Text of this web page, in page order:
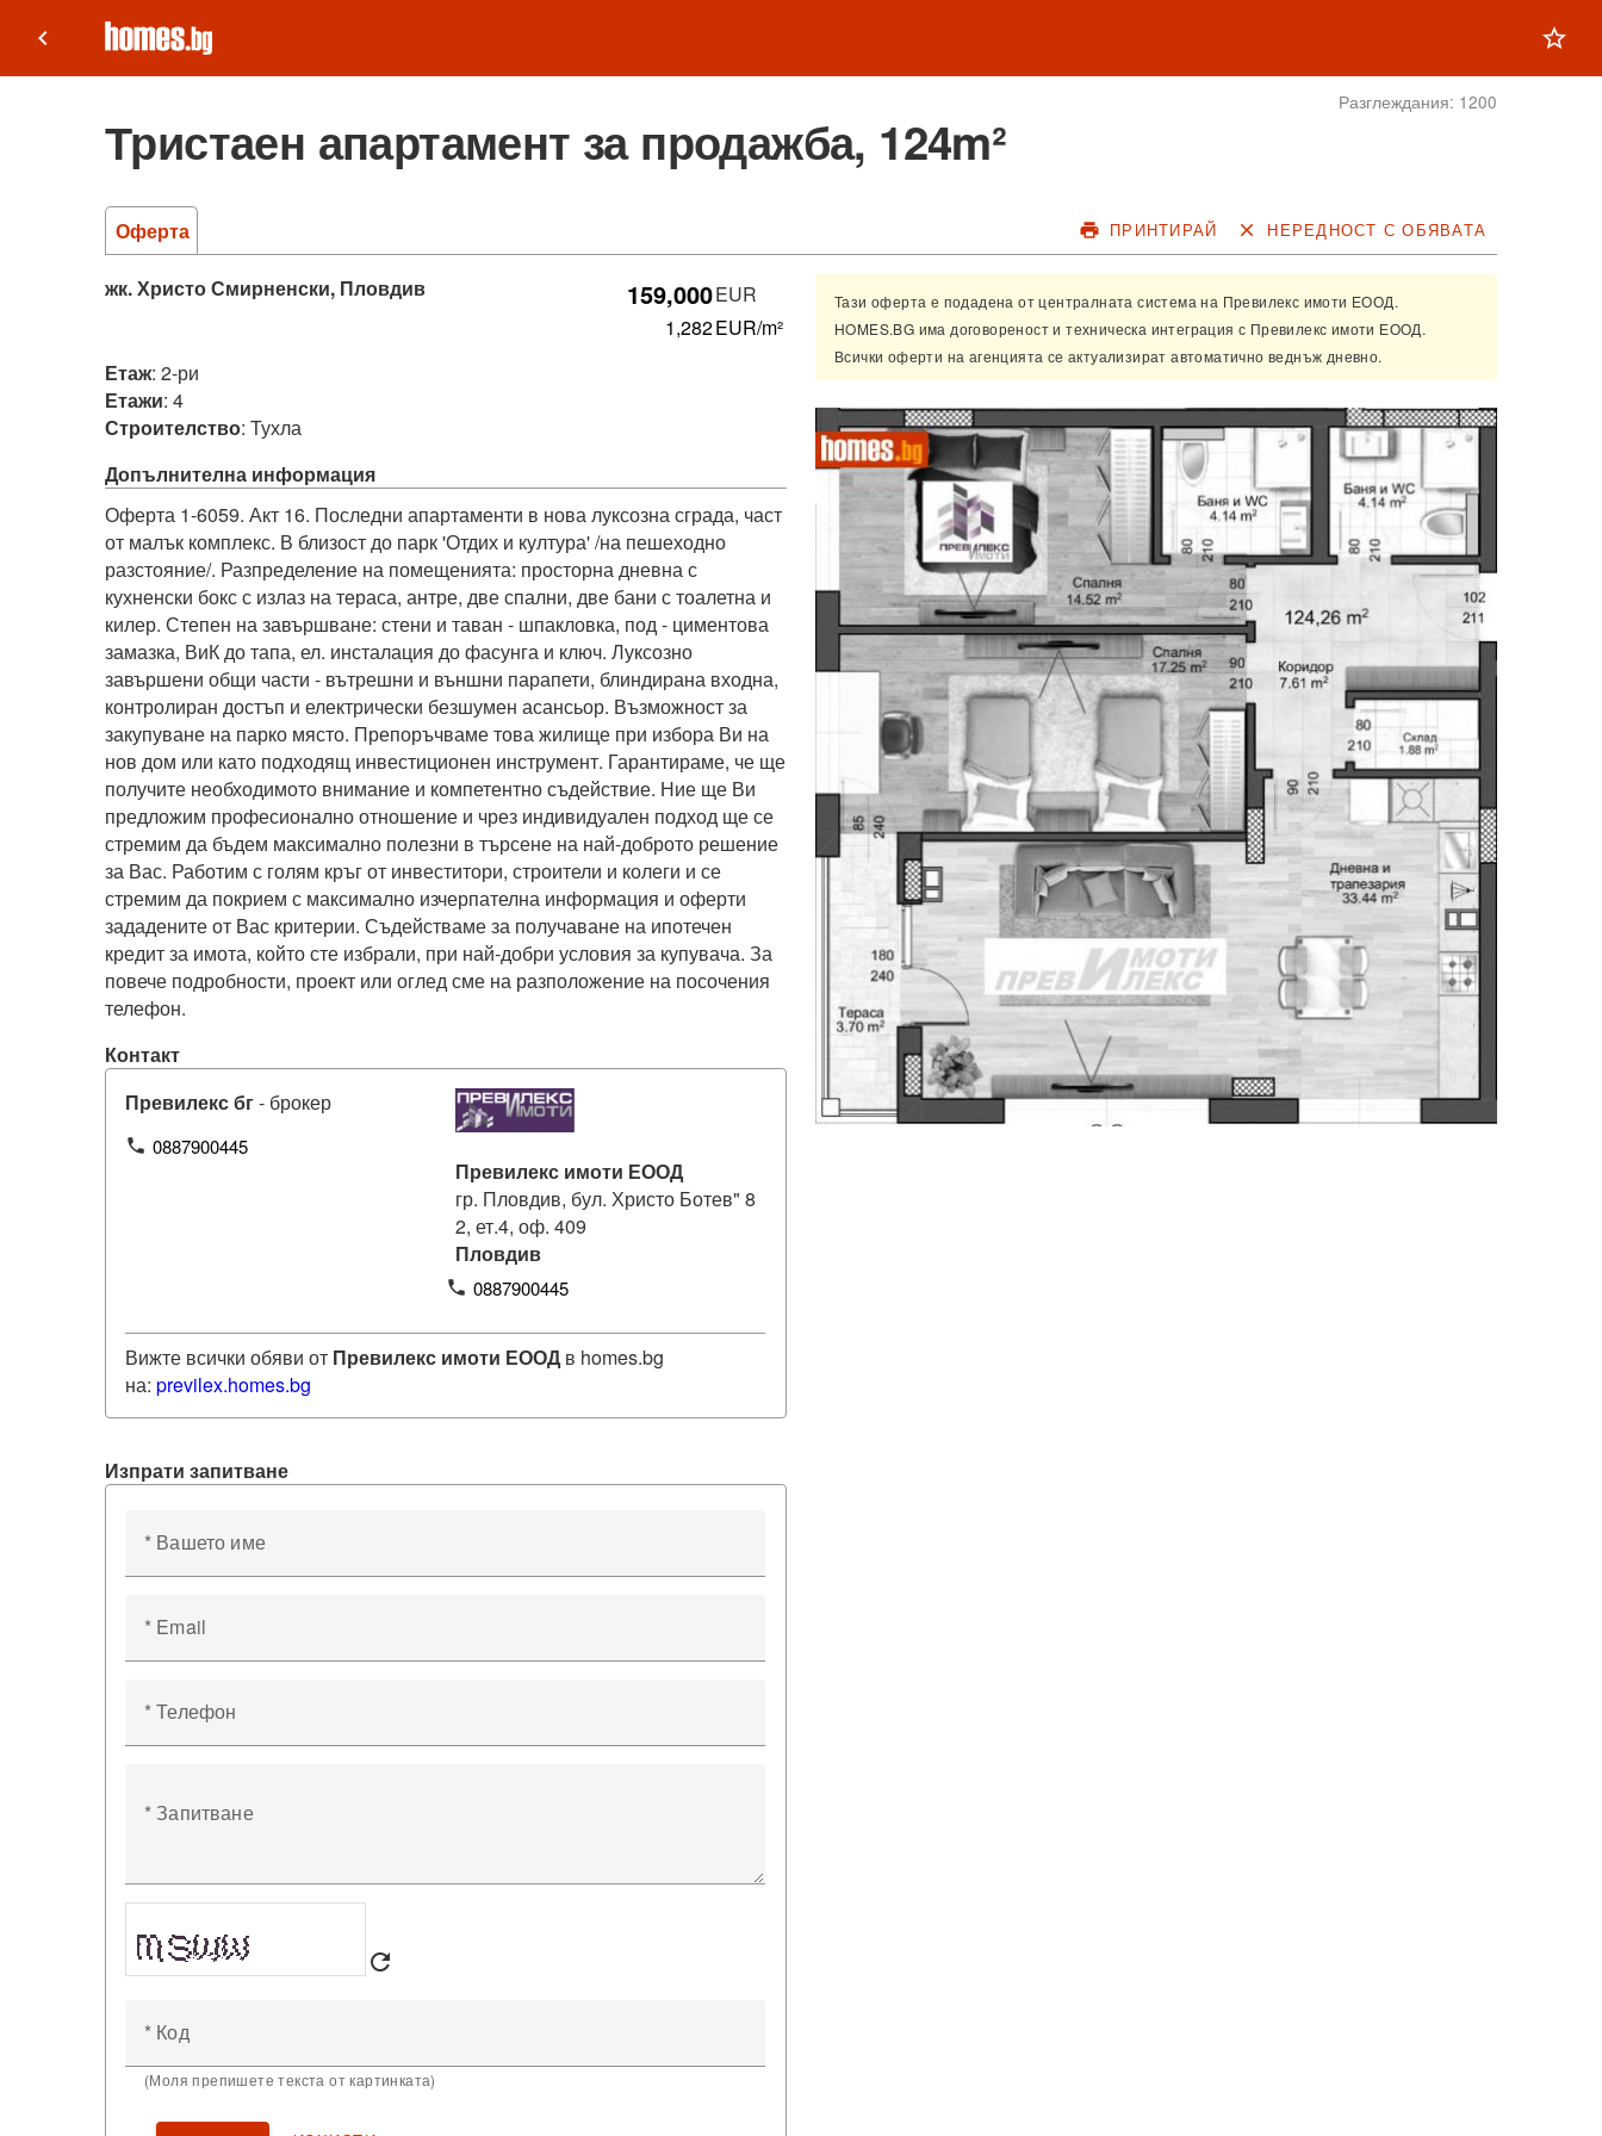
keyboard_arrow_left star_outline
Разглеждания: 1200
Тристаен апартамент за продажба, 124m²
Оферта print ПРИНТИРАЙ close НЕРЕДНОСТ С ОБЯВАТА
Тази оферта е подадена от централната система на Превилекс имоти ЕООД.
HOMES.BG има договореност и техническа интеграция с Превилекс имоти ЕООД.
Всички оферти на агенцията се актуализират автоматично веднъж дневно.
жк. Христо Смирненски, Пловдив 159,000EUR
1,282EUR/m²
Етаж: 2-ри
Етажи: 4
Строителство: Тухла
Допълнителна информация
Оферта 1-6059. Акт 16. Последни апартаменти в нова луксозна сграда, част
от малък комплекс. В близост до парк 'Отдих и култура' /на пешеходно
разстояние/. Разпределение на помещенията: просторна дневна с
кухненски бокс с излаз на тераса, антре, две спални, две бани с тоалетна и
килер. Степен на завършване: стени и таван - шпакловка, под - циментова
замазка, ВиК до тапа, ел. инсталация до фасунга и ключ. Луксозно
завършени общи части - вътрешни и външни парапети, блиндирана входна,
контролиран достъп и електрически безшумен асансьор. Възможност за
закупуване на парко място. Препоръчваме това жилище при избора Ви на
нов дом или като подходящ инвестиционен инструмент. Гарантираме, че ще
получите необходимото внимание и компетентно съдействие. Ние ще Ви
предложим професионално отношение и чрез индивидуален подход ще се
стремим да бъдем максимално полезни в търсене на най-доброто решение
за Вас. Работим с голям кръг от инвеститори, строители и колеги и се
стремим да покрием с максимално изчерпателна информация и оферти
зададените от Вас критерии. Съдействаме за получаване на ипотечен
кредит за имота, който сте избрали, при най-добри условия за купувача. За
повече подробности, проект или оглед сме на разположение на посочения
телефон.
Контакт
Превилекс бг- брокер
phone 0887900445
Превилекс имоти ЕООД
гр. Пловдив, бул. Христо Ботев" 8
2, ет.4, оф. 409
Пловдив
phone 0887900445
Вижте всички обяви от Превилекс имоти ЕООД в homes.bg
на: previlex.homes.bg
Изпрати запитване
* Вашето име
* Email
* Телефон
* Запитване
refresh
* Код
(Моля препишете текста от картинката)